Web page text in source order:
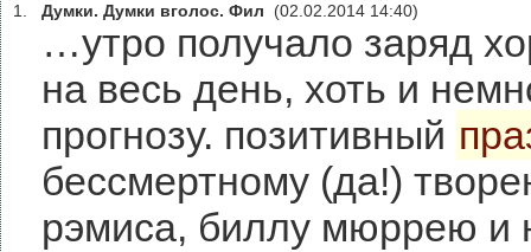
1. Думки. Думки вголос. Фил (02.02.2014 14:40)
…утро получало заряд
на весь день, хоть и
прогнозу. позитивный
бессмертному (да!)
рэмиса, биллу мюррею и